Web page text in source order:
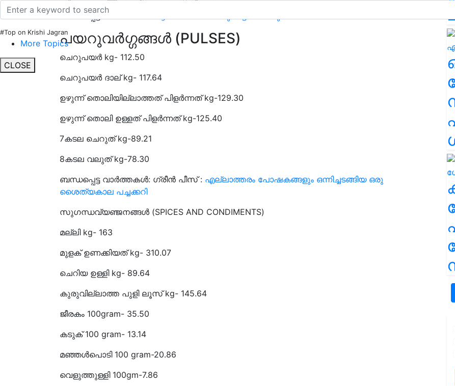
#Top on Krishi Jagran
More Topics
CLOSE
ബന്ധപ്പെട്ട വാർത്തകൾ:
പയറുവർഗ്ഗങ്ങൾ (PULSES)
ചെറുപയർ kg- 112.50
ചെറുപയർ ദാല് kg- 117.64
ഉഴുന്ന് തൊലിയില്ലാത്തത് പിളർന്നത് kg-129.30
ഉഴുന്ന് തൊലി ഉള്ളത് പിളർന്നത് kg-125.40
7കടല ചെറുത് kg-89.21
8കടല വലുത് kg-78.30
ബന്ധപ്പെട്ട വാർത്തകൾ: ഗ്രീൻ പീസ് : എല്ലാത്തരം പോഷകങ്ങളും ഒന്നിച്ചടങ്ങിയ ഒരു
ശൈത്യകാല പച്ചക്കറി
സുഗന്ധവ്യഞ്ജനങ്ങൾ (SPICES AND CONDIMENTS)
മല്ലി kg- 163
മുളക് ഉണക്കിയത് kg- 310.07
ചെറിയ ഉള്ളി kg- 89.64
കുരുവില്ലാത്ത പുളി ലൂസ് kg- 145.64
ജീരകം 100gram- 35.50
കടുക് 100 gram- 13.14
മഞ്ഞൾപൊടി 100 gram-20.86
വെളുത്തുള്ളി 100gm-7.86